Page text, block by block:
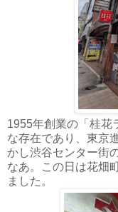
1955年創業の「桂花
な存在であり、東京
かし渋谷センター街
なあ。この日は花畑
ました。